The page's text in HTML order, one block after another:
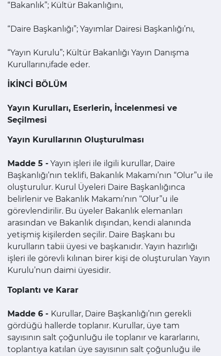
“Bakanlık”; Kültür Bakanlığını,
“Daire Başkanlığı”; Yayımlar Dairesi Başkanlığı’nı,
“Yayın Kurulu”; Kültür Bakanlığı Yayın Danışma
Kurullarını,ifade eder.
İKİNCİ BÖLÜM
Yayın Kurulları, Eserlerin, İncelenmesi ve
Seçilmesi
Yayın Kurullarının Oluşturulması
Madde 5 - Yayın işleri ile ilgili kurullar, Daire
Başkanlığı’nın teklifi, Bakanlık Makamı’nın “Olur”u ile
oluşturulur. Kurul Üyeleri Daire Başkanlığınca
belirlenir ve Bakanlık Makamı’nın “Olur”u ile
görevlendirilir. Bu üyeler Bakanlık elemanları
arasından ve Bakanlık dışından, kendi alanında
yetişmiş kişilerden seçilir. Daire Başkanı bu
kurulların tabii üyesi ve başkanıdır. Yayın hazırlığı
işleri ile görevli kılınan birer kişi de oluşturulan Yayın
Kurulu’nun daimi üyesidir.
Toplantı ve Karar
Madde 6 - Kurullar, Daire Başkanlığı’nın gerekli
gördüğü hallerde toplanır. Kurullar, üye tam
sayısının salt çoğunluğu ile toplanır ve kararlarını,
toplantıya katılan üye sayısının salt çoğunluğu ile